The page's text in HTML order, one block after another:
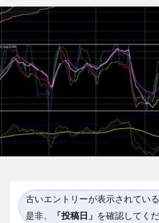
古いエントリーが表示されてい
是非、
「投稿日」 を確認してく
備忘録
動画 日本人村
検索